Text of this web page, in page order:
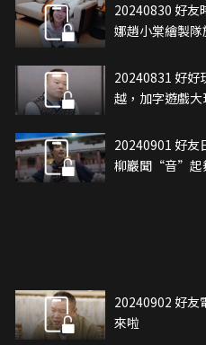
20240830 好友時刻：好朋友開箱好city，歐陽娜
娜趙小棠繪製
20240831 好好玩：猜人名遊戲小嶽嶽猜不出孫
越，加字遊戲
20240901 好友日記：音樂不停我不停，岳雲鵬
柳巖聞“音”起
20240902 好友電臺：“三代同堂”的默契考驗
來啦